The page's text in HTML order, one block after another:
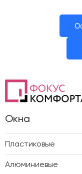
Окна
Пластиковые
Алюминиевые